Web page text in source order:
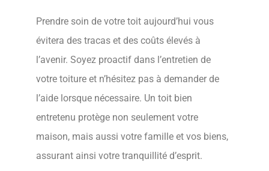
Prendre soin de votre toit aujourd’hui vous
évitera des tracas et des coûts élevés à
l’avenir. Soyez proactif dans l’entretien de
votre toiture et n’hésitez pas à demander de
l’aide lorsque nécessaire. Un toit bien
entretenu protège non seulement votre
maison, mais aussi votre famille et vos biens,
assurant ainsi votre tranquillité d’esprit.